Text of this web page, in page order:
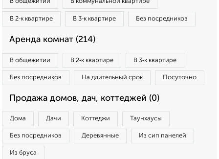
В 2‑к квартире В 3‑к квартире Без посредников
Аренда комнат (214)
В общежитии В 2‑к квартире В 3‑к квартире
Без посредников На длительный срок Посуточно
Продажа домов, дач, коттеджей (0)
Дома Дачи Коттеджи Таунхаусы
Без посредников Деревянные Из сип панелей
Из бруса